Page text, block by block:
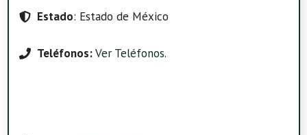
Estado: Estado de México
Teléfonos:Ver Teléfonos.